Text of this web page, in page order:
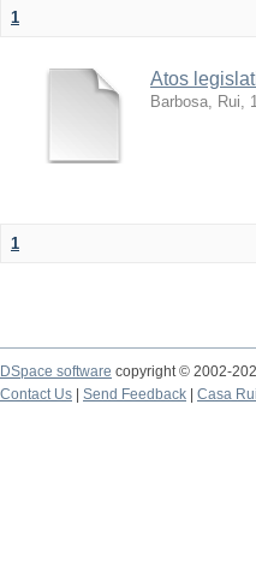
1
Atos
Barbosa, Rui,
1
DSpace software copyright © 2002-
Contact Us
Send Feedback Casa